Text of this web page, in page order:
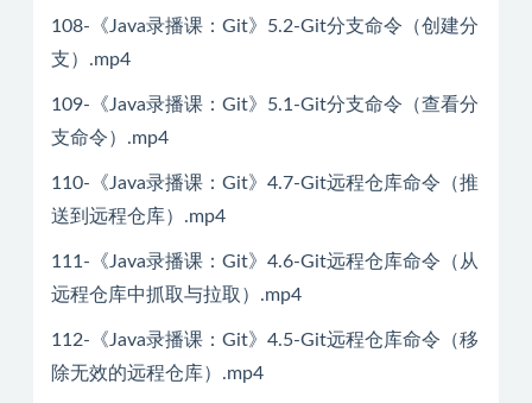
108-《Java录播课：Git》5.2-Git分支命令（创建分
支）.mp4
109-《Java录播课：Git》5.1-Git分支命令（查看分
支命令）.mp4
110-《Java录播课：Git》4.7-Git远程仓库命令（推
送到远程仓库）.mp4
111-《Java录播课：Git》4.6-Git远程仓库命令（从
远程仓库中抓取与拉取）.mp4
112-《Java录播课：Git》4.5-Git远程仓库命令（移
除无效的远程仓库）.mp4